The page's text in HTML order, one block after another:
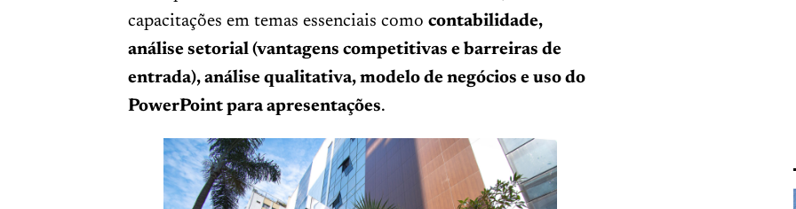
capacitações em temas essenciais como contabilidade,
análise setorial (vantagens competitivas e barreiras de
entrada), análise qualitativa, modelo de negócios e uso do
PowerPoint para apresentações.